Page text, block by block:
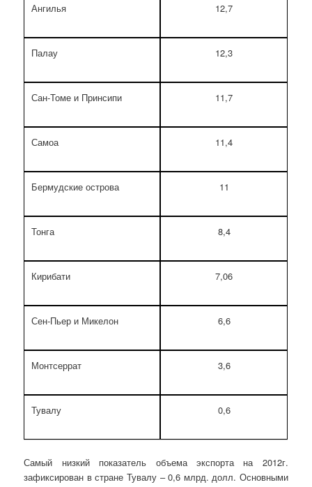
Ангилья 12,7
Палау 12,3
Сан-Томе и Принсипи 11,7
Самоа 11,4
Бермудские острова 11
Тонга 8,4
Кирибати 7,06
Сен-Пьер и Микелон 6,6
Монтсеррат 3,6
Тувалу 0,6
Самый низкий показатель объема экспорта на 2012г.
зафиксирован в стране Тувалу – 0,6 млрд. долл. Основными